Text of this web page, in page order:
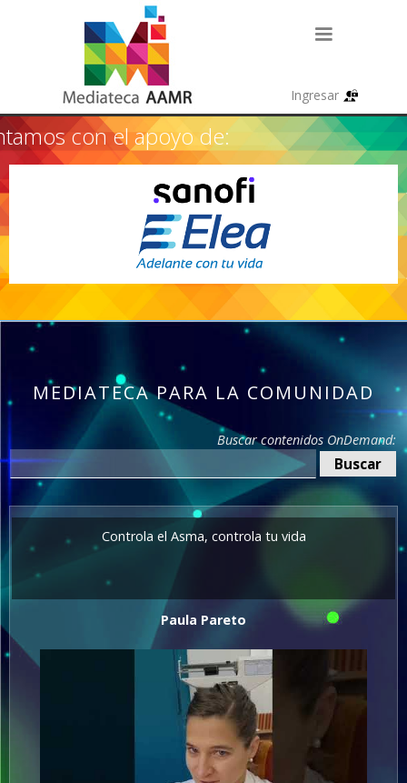
con el apoyo de:
MEDIATECA PARA LA COMUNIDAD
Buscar contenidos OnDemand:
Controla el Asma, controla tu vida
Paula Pareto